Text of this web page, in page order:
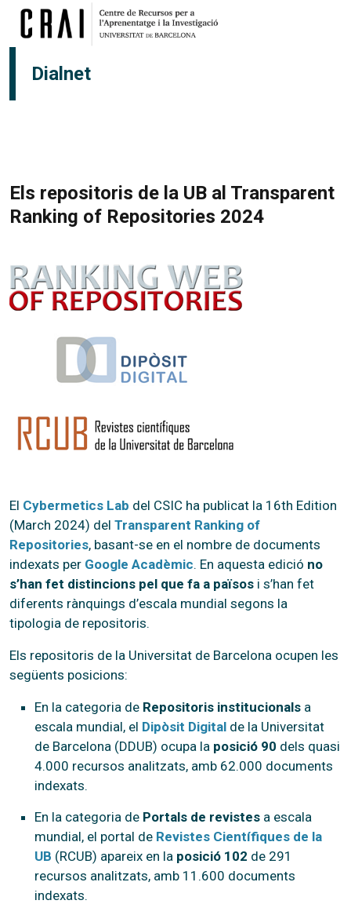
Vés al contingut
Dialnet
Els repositoris de la UB al Transparent
Ranking of Repositories 2024
El Cybermetics Lab del CSIC ha publicat la 16th Edition
(March 2024) del Transparent Ranking of
Repositories, basant-se en el nombre de documents
indexats per Google Acadèmic. En aquesta edició no
s’han fet distincions pel que fa a països i s’han fet
diferents rànquings d’escala mundial segons la
tipologia de repositoris.
Els repositoris de la Universitat de Barcelona ocupen les
següents posicions:
En la categoria de Repositoris institucionals a
escala mundial, el Dipòsit Digital de la Universitat
de Barcelona (DDUB) ocupa la posició 90 dels quasi
4.000 recursos analitzats, amb 62.000 documents
indexats.
En la categoria de Portals de revistes a escala
mundial, el portal de Revistes Científiques de la
UB (RCUB) apareix en la posició 102 de 291
recursos analitzats, amb 11.600 documents
indexats.